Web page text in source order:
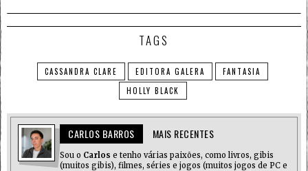
TAGS
CASSANDRA CLARE EDITORA GALERA
FANTASIA
HOLLY BLACK
CARLOS BARROS MAIS RECENTES
Sou o Carlos e tenho várias paixões, como livros, gibis
(muitos gibis), filmes, séries e jogos (muitos jogos de PC e